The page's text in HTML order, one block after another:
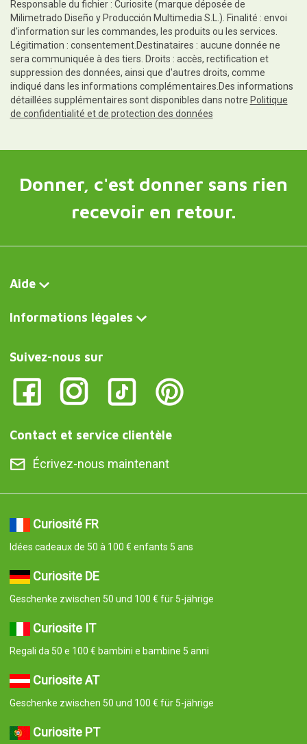
Responsable du fichier : Curiosite (marque déposée de
Milimetrado Diseño y Producción Multimedia S.L.). Finalité : envoi
d'information sur les commandes, les produits ou les services.
Légitimation : consentement.Destinataires : aucune donnée ne
sera communiquée à des tiers. Droits : accès, rectification et
suppression des données, ainsi que d'autres droits, comme
indiqué dans les informations complémentaires.Des informations
détaillées supplémentaires sont disponibles dans notre Politique
de confidentialité et de protection des données
Donner, c'est donner sans rien
recevoir en retour.
Aide
Informations légales
Suivez-nous sur
Contact et service clientèle
Écrivez-nous maintenant
Curiosité FR
Idées cadeaux de 50 à 100 € enfants 5 ans
Curiosite DE
Geschenke zwischen 50 und 100 € für 5-jährige
Curiosite IT
Regali da 50 e 100 € bambini e bambine 5 anni
Curiosite AT
Geschenke zwischen 50 und 100 € für 5-jährige
Curiosite PT